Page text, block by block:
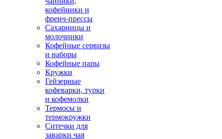
кофейники и
френч-прессы
Сахарницы и
молочники
Кофейные сервизы
и наборы
Кофейные пары
Кружки
Гейзерные
кофеварки, турки
и кофемолки
Термосы и
термокружки
Ситечки для
заварки чая